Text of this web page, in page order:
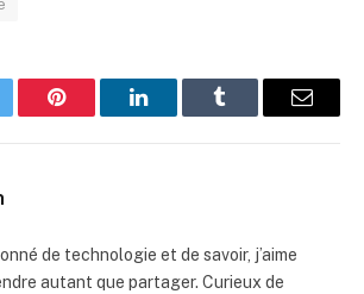
Pinterest LinkedInTumblr
E-
de technologie et de savoir, j’aime
autant que partager. Curieux de